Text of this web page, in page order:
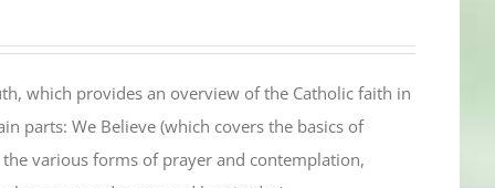
which provides an overview of the Catholic faith in
parts: We Believe (which covers the basics of
various forms of prayer and contemplation,